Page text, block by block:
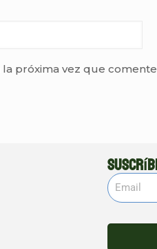
próxima vez que